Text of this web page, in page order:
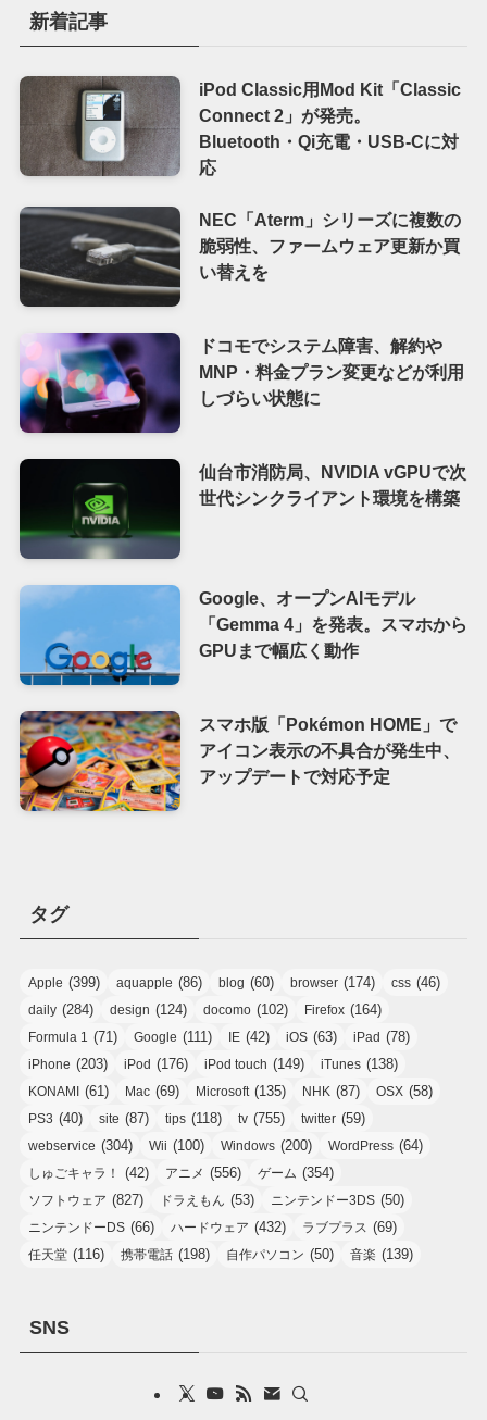
新着記事
iPod Classic用Mod Kit「Classic
Connect 2」が発売。
Bluetooth・Qi充電・USB-Cに対
応
NEC「Aterm」シリーズに複数の
脆弱性、ファームウェア更新か買
い替えを
ドコモでシステム障害、解約や
MNP・料金プラン変更などが利用
しづらい状態に
仙台市消防局、NVIDIA vGPUで次
世代シンクライアント環境を構築
Google、オープンAIモデル
「Gemma 4」を発表。スマホから
GPUまで幅広く動作
スマホ版「Pokémon HOME」で
アイコン表示の不具合が発生中、
アップデートで対応予定
タグ
Apple (399) aquapple (86) blog (60) browser (174) css (46)
daily (284) design (124) docomo (102) Firefox (164)
Formula 1 (71) Google (111) IE (42) iOS (63) iPad (78)
iPhone (203) iPod (176) iPod touch (149) iTunes (138)
KONAMI (61) Mac (69) Microsoft(135) NHK (87) OSX (58)
PS3 (40) site (87) tips (118) tv (755) twitter (59)
webservice (304) Wii (100) Windows (200) WordPress (64)
しゅごキャラ！ (42) アニメ (556) ゲーム (354)
ソフトウェア (827) ドラえもん (53) ニンテンドー3DS (50)
ニンテンドーDS (66) ハードウェア (432) ラブプラス (69)
任天堂 (116) 携帯電話 (198) 自作パソコン (50) 音楽 (139)
SNS